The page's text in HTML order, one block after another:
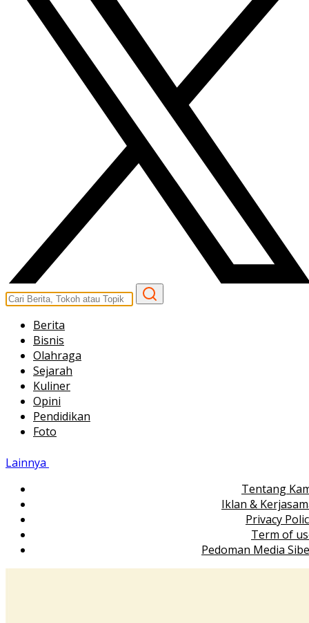
Berita
Bisnis
Olahraga
Sejarah
Kuliner
Opini
Pendidikan
Foto
Lainnya
Tentang
Iklan &
Privacy
Term of
Pedoman Media